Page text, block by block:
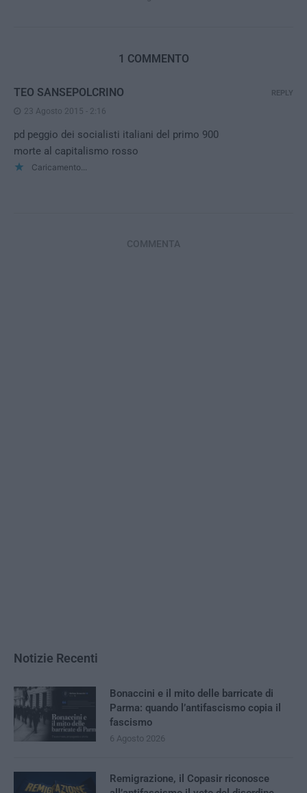
1 COMMENTO
TEO SANSEPOLCRINO
23 Agosto 2015 - 2:16
pd peggio dei socialisti italiani del primo 900
morte al capitalismo rosso
Caricamento...
REPLY
COMMENTA
Notizie Recenti
Bonaccini e il mito delle barricate di
Parma: quando l’antifascismo copia il
fascismo
6 Agosto 2026
Remigrazione, il Copasir riconosce